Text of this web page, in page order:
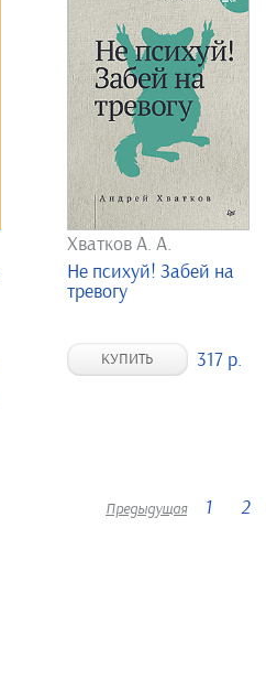
Хватков А. А.
Не психуй! Забей на
тревогу
КУПИТЬ 317 р.
Предыдущая 1 2